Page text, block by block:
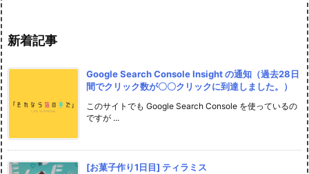
新着記事
Google Search Console Insight の通知（過去28日
間でクリック数が〇〇クリックに到達しました。）
このサイトでも Google Search Console を使っているの
ですが ...
[お菓子作り1日目] ティラミス